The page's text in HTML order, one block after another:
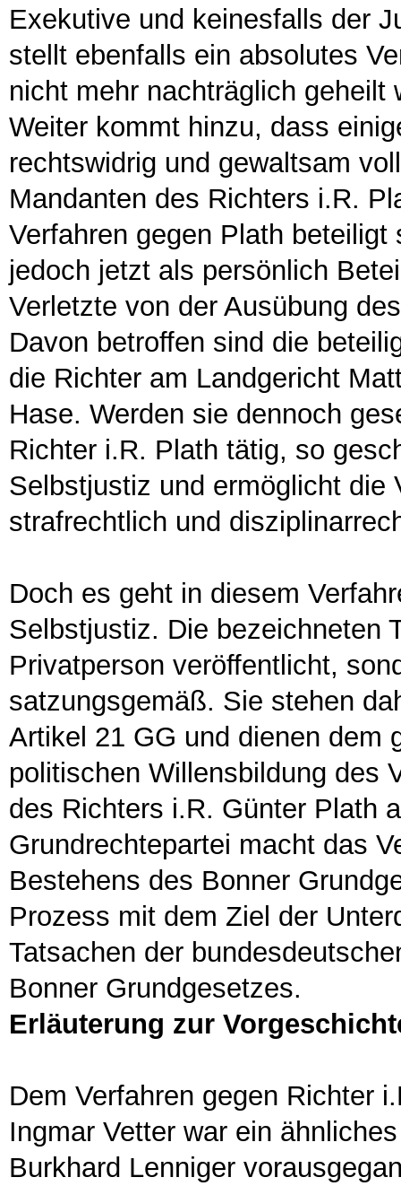
Exekutive und keinesfalls der
stellt ebenfalls ein absolutes
nicht mehr nachträglich geheilt
Weiter kommt hinzu, dass
rechtswidrig und gewaltsam
Mandanten des Richters i.R.
Verfahren gegen Plath
jedoch jetzt als persönlich
Verletzte von der Ausübung
Davon betroffen sind die
die Richter am Landgericht
Hase. Werden sie dennoch
Richter i.R. Plath tätig, so
Selbstjustiz und ermöglicht die
strafrechtlich und
Doch es geht in diesem
Selbstjustiz. Die bezeichneten
Privatperson veröffentlicht,
satzungsgemäß. Sie stehen
Artikel 21 GG und dienen dem
politischen Willensbildung des
des Richters i.R. Günter Plath
Grundrechtepartei macht das
Bestehens des Bonner
Prozess mit dem Ziel der
Tatsachen der
Bonner Grundgesetzes.
Erläuterung zur
Dem Verfahren gegen Richter
Ingmar Vetter war ein
Burkhard Lenniger